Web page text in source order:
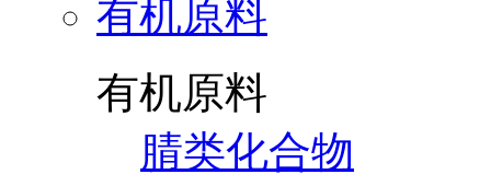
有机原料
有机原料
腈类化合物